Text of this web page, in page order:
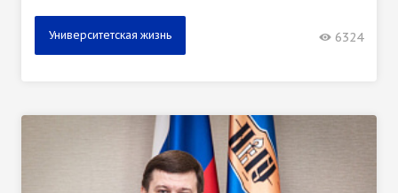
Университетская жизнь 6324